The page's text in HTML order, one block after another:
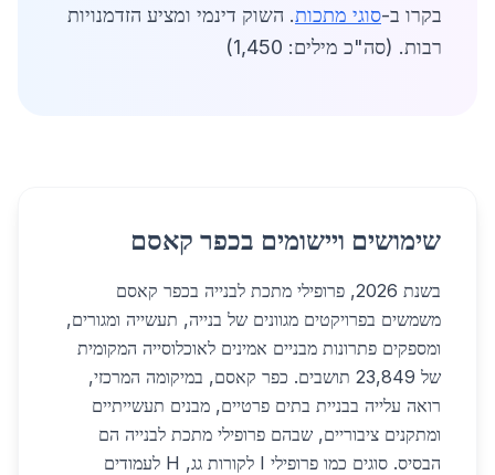
בקרו ב-סוגי מתכות. השוק דינמי ומציע הזדמנויות
רבות. (סה"כ מילים: 1,450)
שימושים ויישומים בכפר קאסם
בשנת 2026, פרופילי מתכת לבנייה בכפר קאסם
משמשים בפרויקטים מגוונים של בנייה, תעשייה ומגורים,
ומספקים פתרונות מבניים אמינים לאוכלוסייה המקומית
של 23,849 תושבים. כפר קאסם, במיקומה המרכזי,
רואה עלייה בבניית בתים פרטיים, מבנים תעשייתיים
ומתקנים ציבוריים, שבהם פרופילי מתכת לבנייה הם
הבסיס. סוגים כמו פרופילי I לקורות גג, H לעמודים